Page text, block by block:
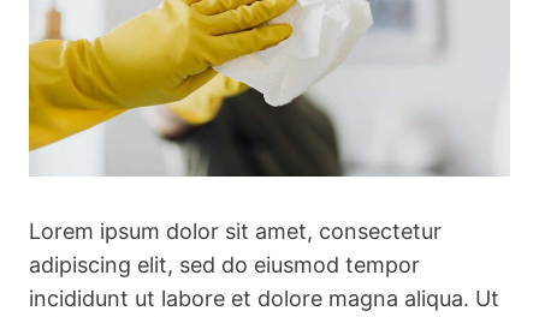
Lorem ipsum dolor sit amet, consectetur
adipiscing elit, sed do eiusmod tempor
incididunt ut labore et dolore magna aliqua. Ut